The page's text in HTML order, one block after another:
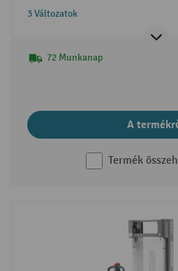
emelőoszlop, szabademeléssel
3 Változatok
72 Munkanap
A
Termék